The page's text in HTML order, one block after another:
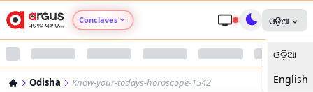
Conclaves ଓଡ଼ିଆ
ଓଡ଼ିଆ
English
Odisha Know-your-todays-horoscope-1542